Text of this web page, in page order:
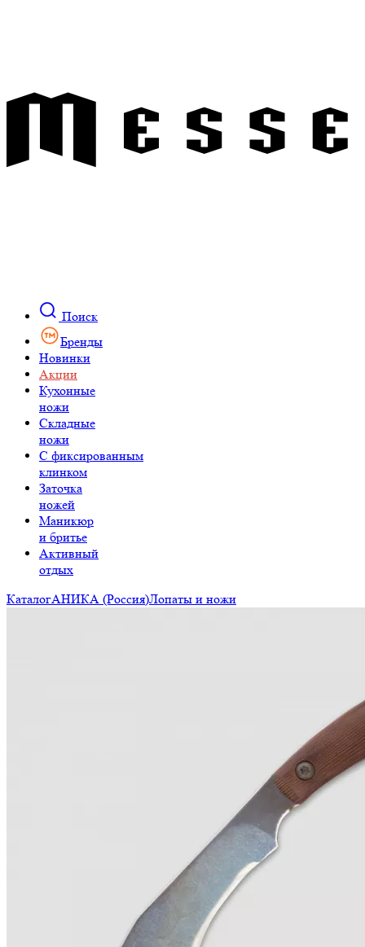
Поиск
Бренды
Новинки
Акции
Кухонные
ножи
Складные
ножи
C фиксированным
клинком
Заточка
ножей
Маникюр
и бритье
Активный
отдых
КаталогАНИКА (Россия)Лопаты и ножи